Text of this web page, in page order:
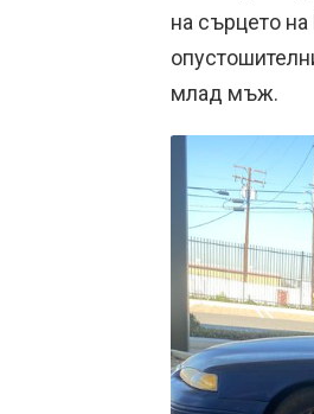
на сърцето
млад мъж.